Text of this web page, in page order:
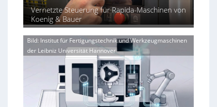
r
V
r
j
a
n
d
i
e
r
n
g
e
n
r
h
e
Vernetzte Steuerung für Rapida-Maschinen von
Koenig & Bauer
Bild: Institut für Fertigungstechnik und Werkzeugmaschinen
der Leibniz Universität Hannover